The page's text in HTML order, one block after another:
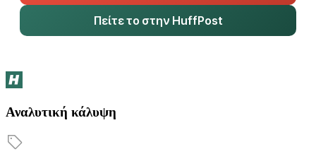
Πείτε το στην HuffPost
Αναλυτική κάλυψη